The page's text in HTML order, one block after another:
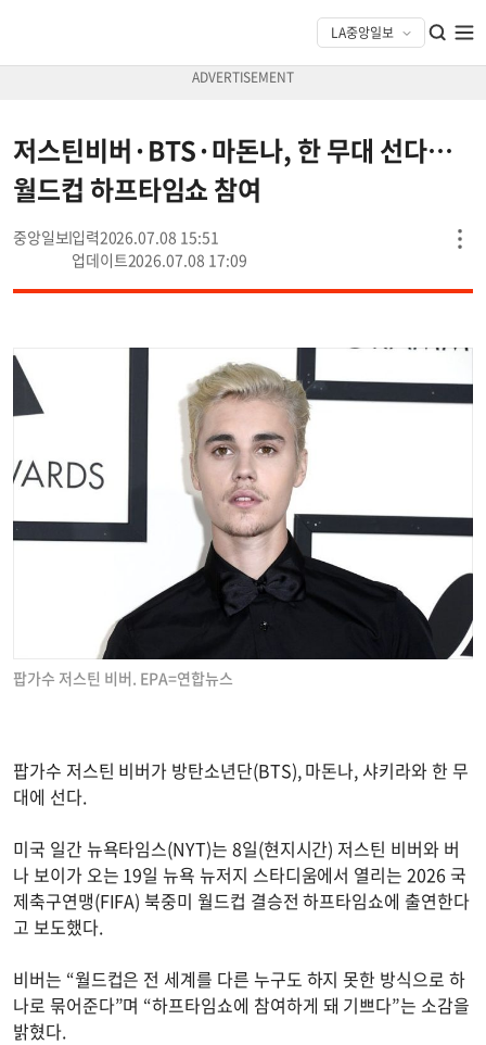
저스틴비버·BTS·마돈나, 한 무대 선다…
월드컵 하프타임쇼 참여
중앙일보
2026.07.08 15:51
2026.07.08 17:09
팝가수 저스틴 비버. EPA=연합뉴스
팝가수 저스틴 비버가 방탄소년단(BTS), 마돈나, 샤키라와 한 무
대에 선다.
미국 일간 뉴욕타임스(NYT)는 8일(현지시간) 저스틴 비버와 버
나 보이가 오는 19일 뉴욕 뉴저지 스타디움에서 열리는 2026 국
제축구연맹(FIFA) 북중미 월드컵 결승전 하프타임쇼에 출연한다
고 보도했다.
비버는 “월드컵은 전 세계를 다른 누구도 하지 못한 방식으로 하
나로 묶어준다”며 “하프타임쇼에 참여하게 돼 기쁘다”는 소감을
밝혔다.